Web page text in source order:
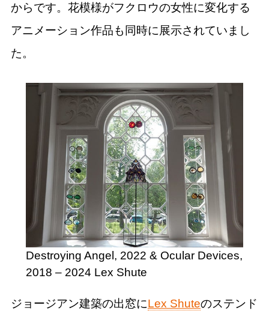
からです。花模様がフクロウの女性に変化する
アニメーション作品も同時に展示されていまし
た。
Destroying Angel, 2022 & Ocular Devices,
2018 – 2024 Lex Shute
ジョージアン建築の出窓にLex Shuteのステンド